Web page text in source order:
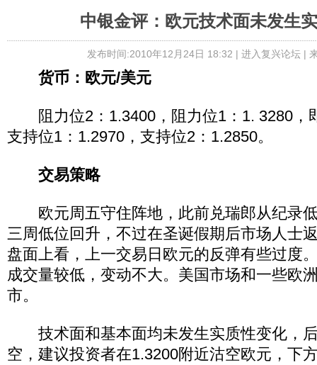
中银金评：欧元技术面未发生
发布时间:2010年12月24日 18:32 | 进入复兴论坛|
货币：欧元/美元
阻力位2：1.3400，阻力位1：1. 3280，
支持位1：1.2970，支持位2：1.2850。
交易策略
欧元周五守住阵地，此前兑瑞郎从纪录
三周低位回升，不过在圣诞假期后市场人士
盘面上看，上一交易日欧元的反弹有些过度
成交量较低，变动不大。美国市场和一些欧
市。
技术面和基本面均未发生实质性变化，
空，建议投资者在1.3200附近沽空欧元，下